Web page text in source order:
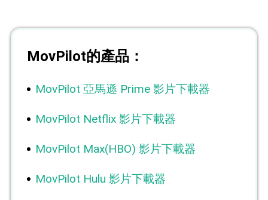
MovPilot的產品：
MovPilot 亞馬遜 Prime 影片下載器
MovPilot Netflix 影片下載器
MovPilot Max(HBO) 影片下載器
MovPilot Hulu 影片下載器